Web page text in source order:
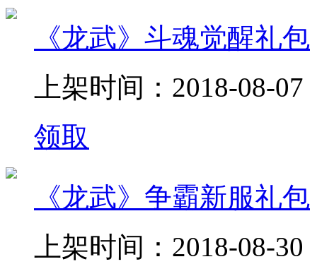
《龙武》斗魂觉醒礼包
上架时间：2018-08-07
领取
《龙武》争霸新服礼包
上架时间：2018-08-30